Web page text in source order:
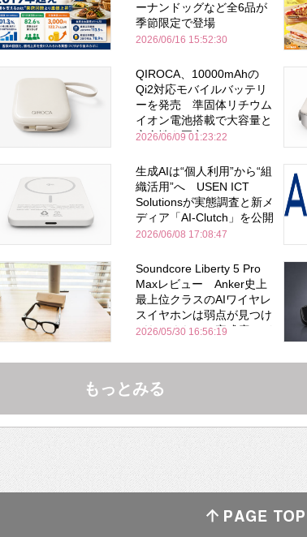
ーナンドッグなど全6品が
季節限定で登場
2026/06/16 15:52:30
QIROCA、10000mAhの
Qi2対応モバイルバッテリ
ーを発売 準固体リチウム
イオン電池搭載で大容量と
安全性を両立
2026/06/09 01:23:22
生成AIは“個人利用”から“組
織活用”へ USEN ICT
Solutionsが実態調査と新メ
ディア「AI-Clutch」を公開
2026/06/08 17:08:47
Soundcore Liberty 5 Pro
Maxレビュー Anker史上
最上位クラスのAIワイヤレ
スイヤホンは弱点が見つけ
づらいくらいの完成度にび
Bose並み
2026/05/30 16:56:19
もっとみる